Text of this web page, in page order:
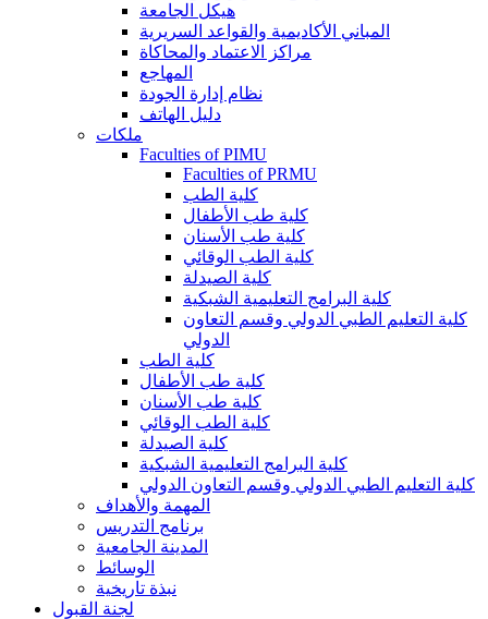
هيكل الجامعة
المباني الأكاديمية والقواعد السريرية
مراكز الاعتماد والمحاكاة
المهاجع
نظام إدارة الجودة
دليل الهاتف
ملكات
Faculties of PIMU
Faculties of PRMU
كلية الطب
كلية طب الأطفال
كلية طب الأسنان
كلية الطب الوقائي
كلية الصيدلة
كلية البرامج التعليمية الشبكية
كلية التعليم الطبي الدولي وقسم التعاون
الدولي
كلية الطب
كلية طب الأطفال
كلية طب الأسنان
كلية الطب الوقائي
كلية الصيدلة
كلية البرامج التعليمية الشبكية
كلية التعليم الطبي الدولي وقسم التعاون الدولي
المهمة والأهداف
برنامج التدريس
المدينة الجامعية
الوسائط
نبذة تاريخية
لجنة القبول